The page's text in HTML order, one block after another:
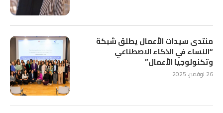
منتدى سيدات الأعمال يطلق شبكة
“النساء في الذكاء الاصطناعي
وتكنولوجيا الأعمال”
26 نوفمبر، 2025